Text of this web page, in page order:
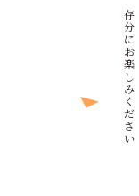
存
分
に
お
楽
し
み
く
だ
さ
い